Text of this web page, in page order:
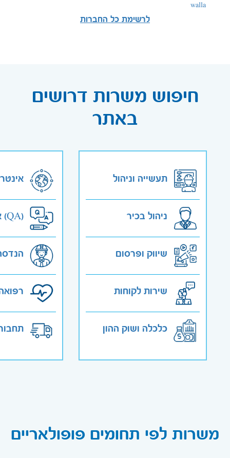
לרשימת כל החברות
חיפוש משרות דרושים
באתר
תעשייה וניהול
ניהול בכיר
שיווק ופרסום
שירות לקוחות
כלכלה ושוק ההון
אבטחת איכות (QA)
משרות לפי תחומים פופולאריים